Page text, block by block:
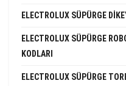
ELECTROLUX SÜPÜRGE
ELECTROLUX SÜPÜRGE
KODLARI
ELECTROLUX SÜPÜRGE